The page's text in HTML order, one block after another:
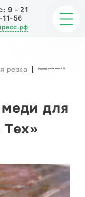
9 - 21
11-56
резка Лазерная резка меди для ООО
«Гласс Тех»
для